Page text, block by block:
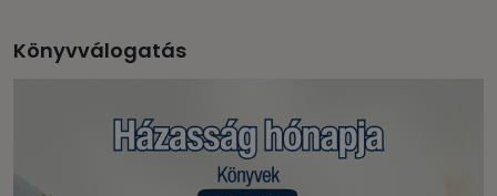
Könyvválogatás